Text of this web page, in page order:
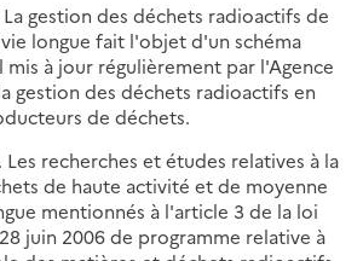
La gestion des déchets radioactifs de
longue fait l'objet d'un schéma
à jour régulièrement par l'Agence
gestion des déchets radioactifs en
de déchets.
Les recherches et études relatives à la
de haute activité et de moyenne
mentionnés à l'article 3 de la loi
juin 2006 de programme relative à